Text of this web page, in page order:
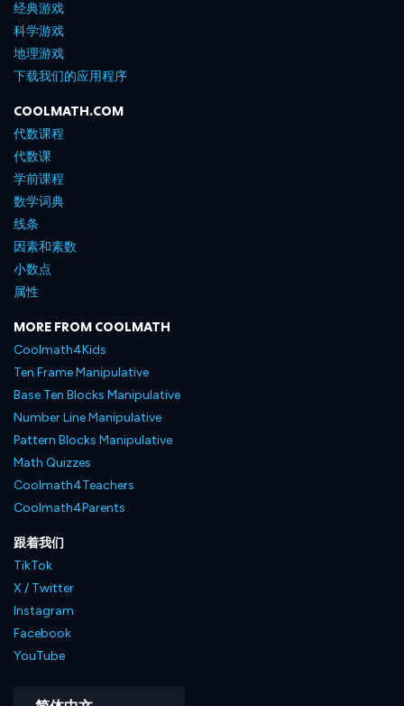
经典游戏
科学游戏
地理游戏
下载我们的应用程序
COOLMATH.COM
代数课程
代数课
学前课程
数学词典
线条
因素和素数
小数点
属性
MORE FROM COOLMATH
Coolmath4Kids
Ten Frame Manipulative
Base Ten Blocks Manipulative
Number Line Manipulative
Pattern Blocks Manipulative
Math Quizzes
Coolmath4Teachers
Coolmath4Parents
跟着我们
TikTok
X / Twitter
Instagram
Facebook
YouTube